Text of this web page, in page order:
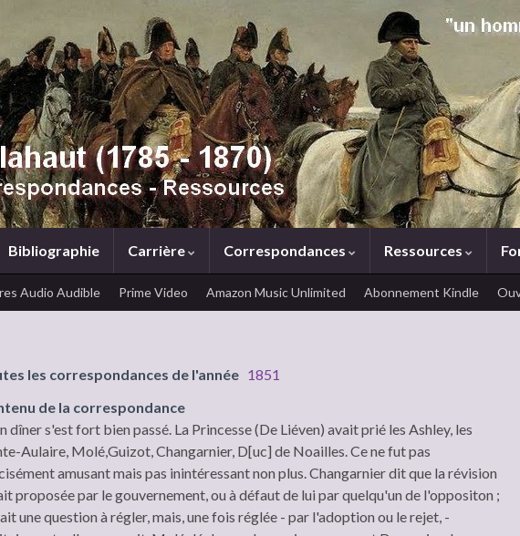
Bibliographie Carrière Correspondances Ressources
Audio Audible Prime Video Amazon Music Unlimited Abonnement Kindle
les correspondances de l'année 1851
de la correspondance
dîner s'est fort bien passé. La Princesse (De Liéven) avait prié les Ashley, les
Aulaire, Molé,Guizot, Changarnier, D[uc] de Noailles. Ce ne fut pas
amusant mais pas inintéressant non plus. Changarnier dit que la révision
proposée par le gouvernement, ou à défaut de lui par quelqu'un de l'oppositon ;
une question à régler, mais, une fois réglée - par l'adoption ou le rejet, -